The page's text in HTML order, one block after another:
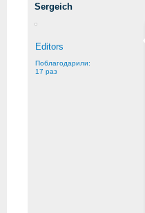
Sergeich
Editors
Поблагодарили:
17 раз